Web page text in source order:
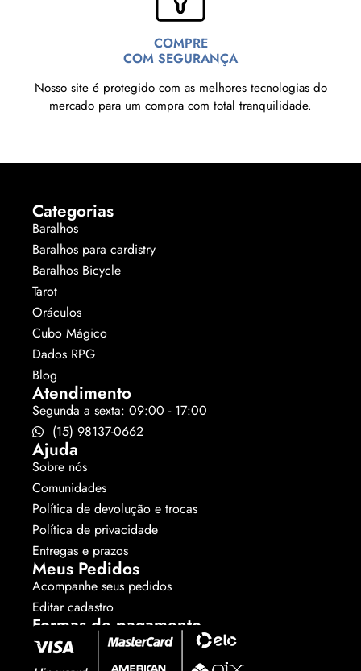
COMPRE
COM SEGURANÇA
Nosso site é protegido com as melhores tecnologias do
mercado para um compra com total tranquilidade.
Categorias
Baralhos
Baralhos para cardistry
Baralhos Bicycle
Tarot
Oráculos
Cubo Mágico
Dados RPG
Blog
Atendimento
Segunda a sexta: 09:00 - 17:00
(15) 98137-0662
Ajuda
Sobre nós
Comunidades
Política de devolução e trocas
Política de privacidade
Entregas e prazos
Meus Pedidos
Acompanhe seus pedidos
Editar cadastro
Formas de pagamento